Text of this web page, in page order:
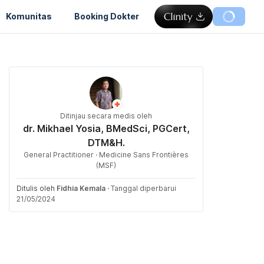
Komunitas Booking Dokter
Ditinjau secara medis oleh
dr. Mikhael Yosia, BMedSci, PGCert,
DTM&H.
General Practitioner · Medicine Sans Frontières
(MSF)
Ditulis oleh Fidhia Kemala · Tanggal diperbarui
21/05/2024